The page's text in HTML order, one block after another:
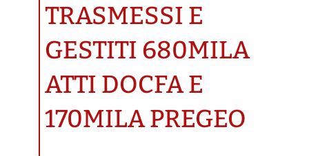
TRASMESSI E
GESTITI 680MILA
ATTI DOCFA E
170MILA PREGEO